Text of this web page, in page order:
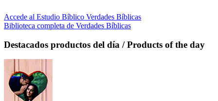
Accede al Estudio Bíblico Verdades Bíblicas
Biblioteca completa de Verdades Bíblicas
Destacados productos del día / Products of the day